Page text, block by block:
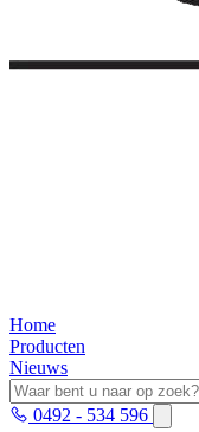
Home
Producten
Nieuws
0492 - 534 596